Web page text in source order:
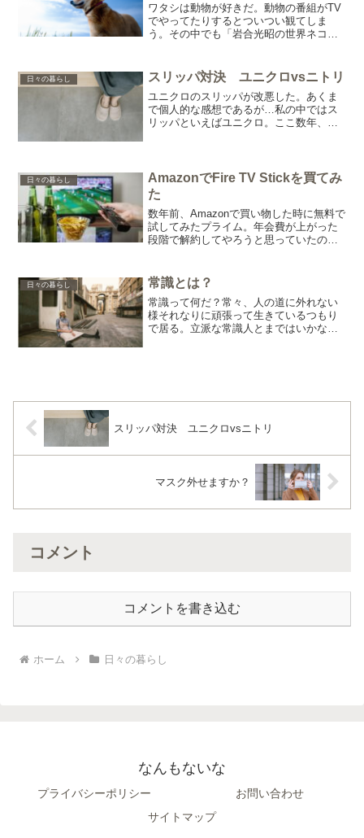
ワタシは動物が好きだ。動物の番組がTV
でやってたりするとついつい観てしま
う。その中でも「岩合光昭の世界ネコ歩
かける時の岩合さんの優しい口調に癒さ
れ、ネコに敬意を示しネコ...
日々の暮らし スリッパ対決 ユニクロvsニトリ
ユニクロのスリッパが改悪した。あくま
で個人的な感想であるが…私の中ではス
リッパといえばユニクロ。ここ数年、リ
も有り難い。裏側の滑り止...
日々の暮らし
AmazonでFire TV Stickを買てみ
た
数年前、Amazonで買い物した時に無料で
試してみたプライム。年会費が上がった
段階で解約してやろうと思っていたのだ
を観ることはあるのだが、スマホやPCで
観る...
日々の暮らし 常識とは？
常識って何だ？常々、人の道に外れない
様それなりに頑張って生きているつもり
で居る。立派な常識人とまではいかない
スリッパ対決 ユニクロvsニトリ
マスク外せますか？
コメント
コメントを書き込む
ホーム 日々の暮らし
なんもないな
プライバシーポリシー
お問い合わせ
サイトマップ